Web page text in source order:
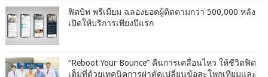
ฟิตบิท พรีเมียม ฉลองยอดผู้ติดตามกว่า 500,000 หลัง
เปิดให้บริการเพียงปีแรก
“Reboot Your Bounce” คืนการเคลื่อนไหว ให้ชีวิตฟิต
เต็มที่ด้วยเทคนิคการผ่าตัดเปลี่ยนข้อสะโพกเทียมและ